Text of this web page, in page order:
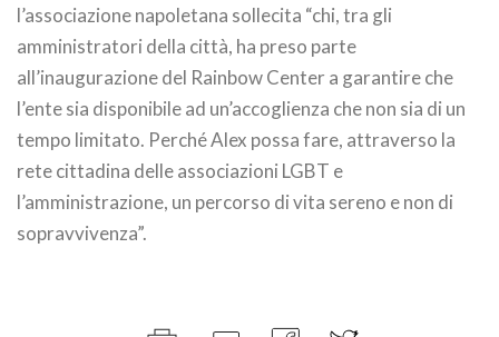
l’associazione napoletana sollecita “chi, tra gli
amministratori della città, ha preso parte
all’inaugurazione del Rainbow Center a garantire che
l’ente sia disponibile ad un’accoglienza che non sia di un
tempo limitato. Perché Alex possa fare, attraverso la
rete cittadina delle associazioni LGBT e
l’amministrazione, un percorso di vita sereno e non di
sopravvivenza”.